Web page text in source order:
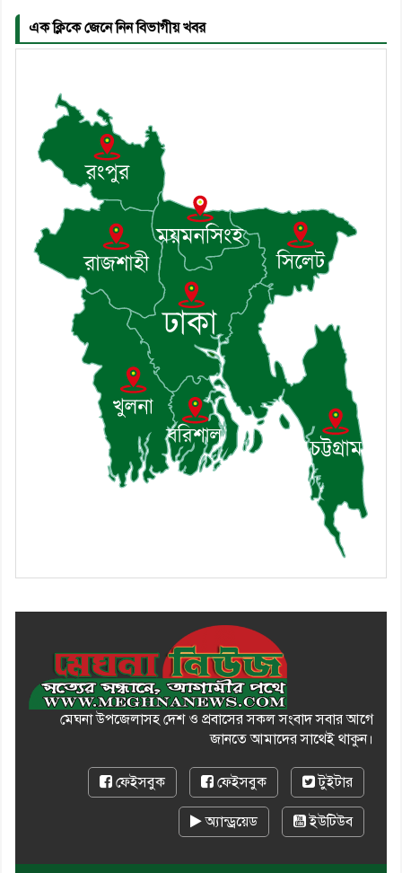
৭। দাউদকান্দিতে মুচি সম্প্রদায়ের
খোঁজখবর নিলেন ড. খন্দকার মারুফ
হোসেন
৮। মেঘনায় আইন-শৃঙ্খলা কমিটির
মাসিক সভা অনুষ্ঠিত
৯। জাতীয় নেতা ড. খন্দকার
মোশাররফ হোসেনের মূল্যায়ন কোথায়
এবং একটি বিশ্লেষণ
১০। দাউদকান্দিতে ইউপি সদস্যকে
মারধরের চেষ্টা ও প্রাণনাশের হুমকির
অভিযোগ
এক ক্লিকে জেনে নিন বিভাগীয় খবর
মেঘনা উপজেলাসহ দেশ ও প্রবাসের সকল সংবাদ সবার আগে
জানতে আমাদের সাথেই থাকুন।
ফেইসবুক ফেইসবুক টুইটার
অ্যান্ড্রয়েড ইউটিউব